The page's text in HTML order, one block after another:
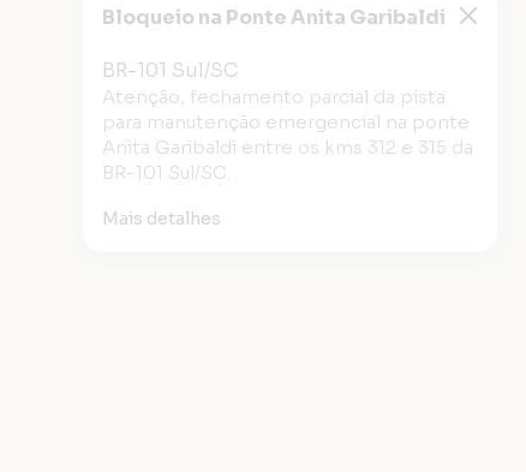
Bloqueio na Ponte Anita Garibaldi
BR-101 Sul/SC
Atenção, fechamento parcial da pista
para manutenção emergencial na ponte
Anita Garibaldi entre os kms 312 e 315 da
BR-101 Sul/SC.
Mais detalhes